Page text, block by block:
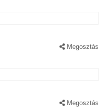
Megosztás
Megosztás